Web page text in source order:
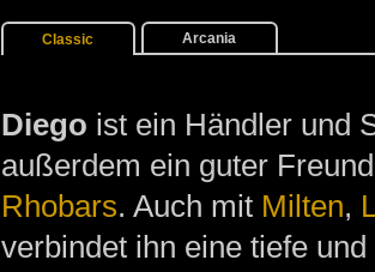
Classic Arcania
Diego ist ein Händler und
außerdem ein guter
Rhobars. Auch mit Milten,
verbindet ihn eine tiefe